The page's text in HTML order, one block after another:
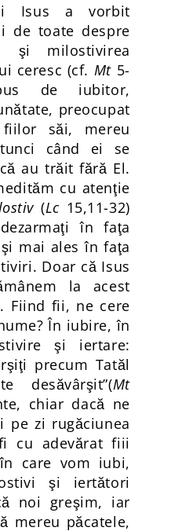
Isus a vorbit
de toate despre
şi milostivirea
ceresc (cf. Mt5-
de iubitor,
preocupat
săi, mereu
când ei se
au trăit fără El.
cu atenţie
(Lc15,11-32)
în faţa
mai ales în faţa
Doar că Isus
la acest
Fiind fii, ne cere
În iubire, în
şi iertare:
precum Tatăl
desăvârşit”(Mt
chiar dacă ne
pe zi rugăciunea
cu adevărat fiii
care vom iubi,
şi iertători
noi greşim, iar
mereu păcatele,